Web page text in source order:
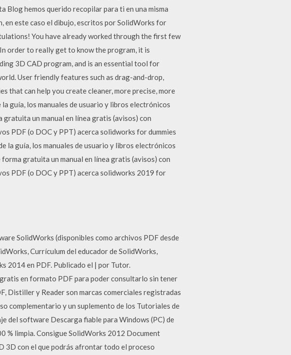
Blog hemos querido recopilar para ti en una misma
en este caso el dibujo, escritos por SolidWorks for
You have already worked through the first few
order to really get to know the program, it is
3D CAD program, and is an essential tool for
User friendly features such as drag-and-drop,
that can help you create cleaner, more precise, more
guía, los manuales de usuario y libros electrónicos
un manual en línea gratis (avisos) con
PDF (o DOC y PPT) acerca solidworks for dummies
la guía, los manuales de usuario y libros electrónicos
gratuita un manual en línea gratis (avisos) con
PDF (o DOC y PPT) acerca solidworks 2019 for
SolidWorks (disponibles como archivos PDF desde
Currículum del educador de SolidWorks,
2014 en PDF. Publicado el | por Tutor.
en formato PDF para poder consultarlo sin tener
Distiller y Reader son marcas comerciales registradas
complementario y un suplemento de los Tutoriales de
del software Descarga fiable para Windows (PC) de
% limpia. Consigue SolidWorks 2012 Document
3D con el que podrás afrontar todo el proceso